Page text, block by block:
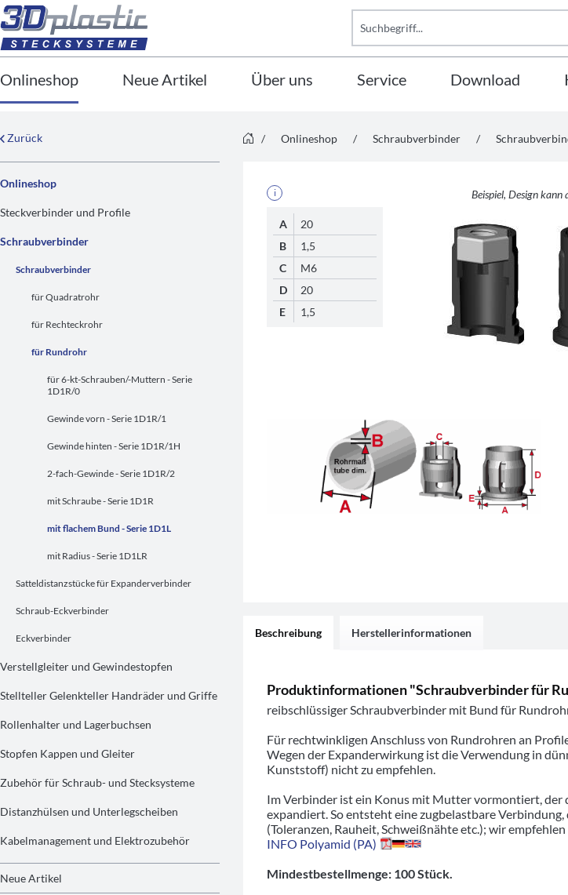
Onlineshop Neue Artikel Über uns Service Download
Zurück / Onlineshop / Schraubverbinder /
Onlineshop
Steckverbinder und Profile
Schraubverbinder
Schraubverbinder
für Quadratrohr
für Rechteckrohr
für Rundrohr
für 6-kt-Schrauben/-Muttern - Serie
1D1R/0
Gewinde vorn - Serie 1D1R/1
Gewinde hinten - Serie 1D1R/1H
2-fach-Gewinde - Serie 1D1R/2
mit Schraube - Serie 1D1R
mit flachem Bund - Serie 1D1L
mit Radius - Serie 1D1LR
Satteldistanzstücke für Expanderverbinder
Schraub-Eckverbinder
Eckverbinder
Verstellgleiter und Gewindestopfen
Stellteller Gelenkteller Handräder und Griffe
Rollenhalter und Lagerbuchsen
Stopfen Kappen und Gleiter
Zubehör für Schraub- und Stecksysteme
Distanzhülsen und Unterlegscheiben
Kabelmanagement und Elektrozubehör
Neue Artikel
i
A
20
B
1,5
C
M6
D
20
E
1,5
Beispiel, Design kann
Beschreibung Herstellerinformationen
Produktinformationen "Schraubverbinder für
reibschlüssiger Schraubverbinder mit Bund für
Für rechtwinkligen Anschluss von Rundrohren an
Wegen der Expanderwirkung ist die Verwendung in
Kunststoff) nicht zu empfehlen.
Im Verbinder ist ein Konus mit Mutter vormontiert, der
expandiert. So entsteht eine zugbelastbare
(Toleranzen, Rauheit, Schweißnähte etc.); wir
INFO Polyamid (PA)
Mindestbestellmenge: 100 Stück.